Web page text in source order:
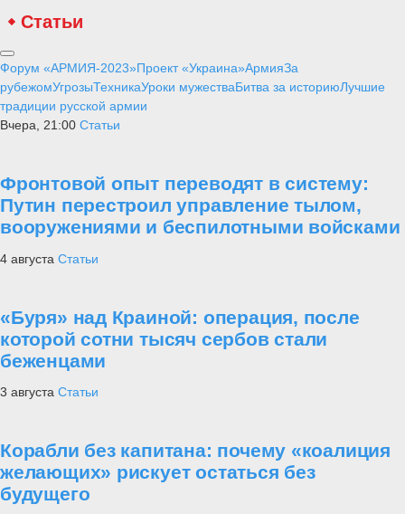
Статьи
Форум «АРМИЯ-2023»Проект «Украина»АрмияЗа
рубежомУгрозыТехникаУроки мужестваБитва за историюЛучшие
традиции русской армии
Вчера, 21:00 Статьи
Фронтовой опыт переводят в систему:
Путин перестроил управление тылом,
вооружениями и беспилотными войсками
4 августа Статьи
«Буря» над Краиной: операция, после
которой сотни тысяч сербов стали
беженцами
3 августа Статьи
Корабли без капитана: почему «коалиция
желающих» рискует остаться без
будущего